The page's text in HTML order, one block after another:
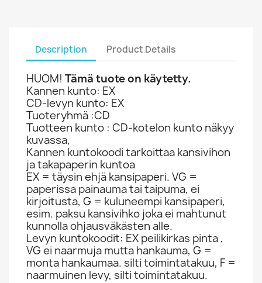
Description Product Details
HUOM! Tämä tuote on käytetty.
Kannen kunto: EX
CD-levyn kunto: EX
Tuoteryhmä :CD
Tuotteen kunto : CD-kotelon kunto näkyy
kuvassa,
Kannen kuntokoodi tarkoittaa kansivihon
ja takapaperin kuntoa
EX = täysin ehjä kansipaperi. VG =
paperissa painauma tai taipuma, ei
kirjoitusta, G = kuluneempi kansipaperi,
esim. paksu kansivihko joka ei mahtunut
kunnolla ohjausväkästen alle.
Levyn kuntokoodit: EX peilikirkas pinta ,
VG ei naarmuja mutta hankauma, G =
monta hankaumaa. silti toimintatakuu, F =
naarmuinen levy, silti toimintatakuu.